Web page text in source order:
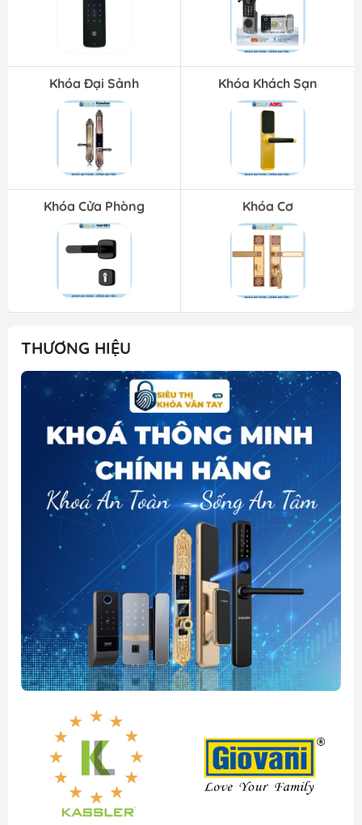
Khóa Đại Sảnh Khóa Khách Sạn
Khóa Cửa Phòng Khóa Cơ
THƯƠNG HIỆU